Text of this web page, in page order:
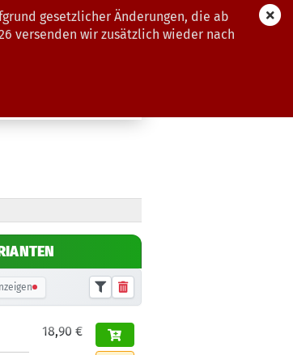
gesetzlicher Änderungen, die ab
versenden wir zusätzlich wieder nach
18,90 €